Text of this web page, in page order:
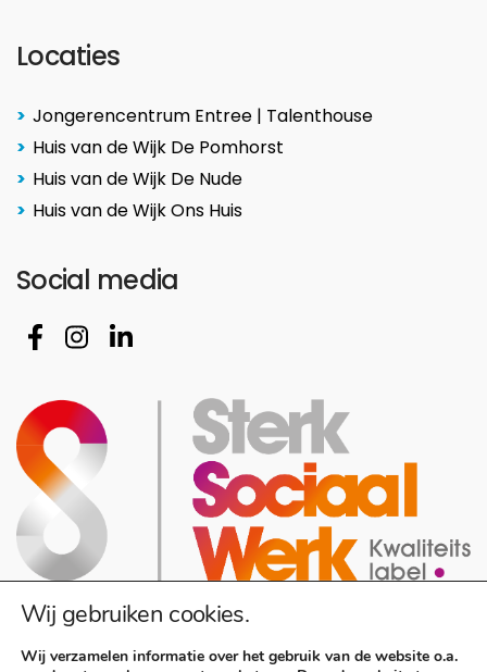
Locaties
Jongerencentrum Entree | Talenthouse
Huis van de Wijk De Pomhorst
Huis van de Wijk De Nude
Huis van de Wijk Ons Huis
Social media
Wij gebruiken cookies.
Wij verzamelen informatie over het gebruik van de website o.a.